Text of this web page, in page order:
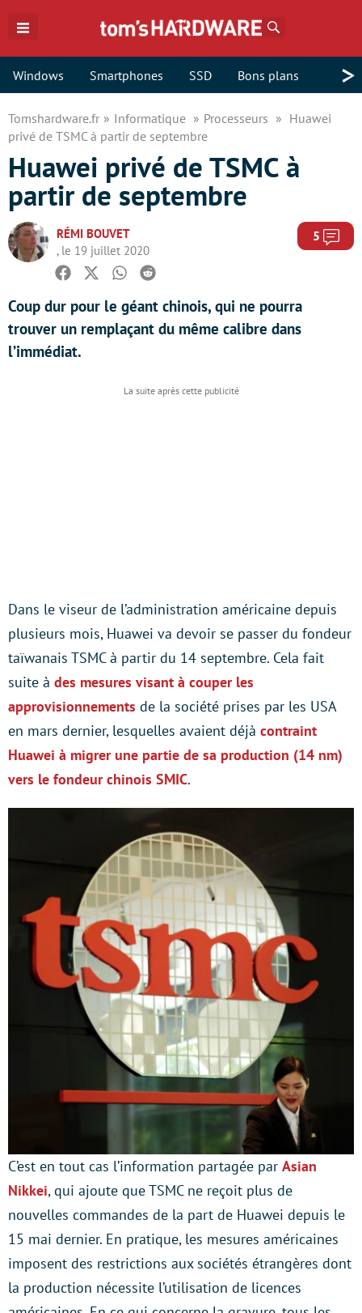
Windows Smartphones SSD Bons plans >
Tomshardware.fr Informatique Processeurs
Huawei
privé de TSMC à partir de septembre
Huawei privé de TSMC à
partir de septembre
RÉMI BOUVET
, le 19 juillet 2020
5
Facebook
TwitterWhatsapp
Reddit
Coup dur pour le géant chinois, qui ne pourra
trouver un remplaçant du même calibre dans
l’immédiat.
Dans le viseur de l’administration américaine depuis
plusieurs mois, Huawei va devoir se passer du fondeur
taïwanais TSMC à partir du 14 septembre. Cela fait
suite à des mesures visant à couper les
approvisionnements de la société prises par les USA
en mars dernier, lesquelles avaient déjà contraint
Huawei à migrer une partie de sa production (14 nm)
vers le fondeur chinois SMIC.
C’est en tout cas l’information partagée par Asian
Nikkei, qui ajoute que TSMC ne reçoit plus de
nouvelles commandes de la part de Huawei depuis le
15 mai dernier. En pratique, les mesures américaines
imposent des restrictions aux sociétés étrangères dont
la production nécessite l’utilisation de licences